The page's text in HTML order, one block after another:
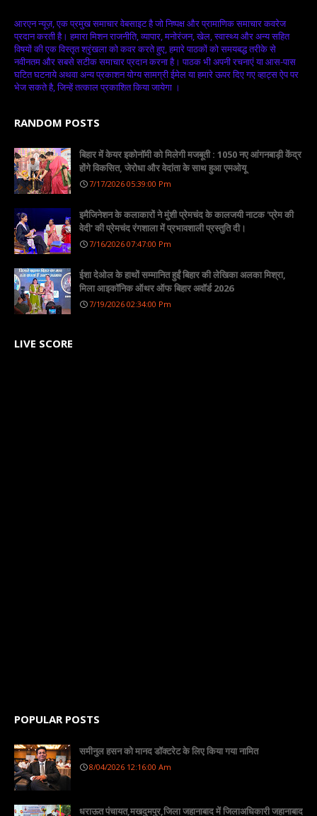
आरएन न्यूज़, एक प्रमुख समाचार वेबसाइट है जो निष्पक्ष और प्रामाणिक समाचार कवरेज
प्रदान करती है। हमारा मिशन राजनीति, व्यापार, मनोरंजन, खेल, स्वास्थ्य और अन्य सहित
विषयों की एक विस्तृत श्रृंखला को कवर करते हुए, हमारे पाठकों को समयबद्ध तरीके से
नवीनतम और सबसे सटीक समाचार प्रदान करना है। पाठक भी अपनी रचनाएं या आस-पास
घटित घटनाये अथवा अन्य प्रकाशन योग्य सामग्री ईमेल या हमारे ऊपर दिए गए व्हाट्स ऐप पर
भेज सकते है, जिन्हें तत्काल प्रकाशित किया जायेगा ।
RANDOM POSTS
बिहार में केयर इकोनॉमी को मिलेगी मजबूती : 1050 नए आंगनबाड़ी केंद्र
होंगे विकसित, जेरोधा और वेदांता के साथ हुआ एमओयू
7/17/2026 05:39:00 Pm
इमैजिनेशन के कलाकारों ने मुंशी प्रेमचंद के कालजयी नाटक 'प्रेम की
वेदी' की प्रेमचंद रंगशाला में प्रभावशाली प्रस्तुति दी।
7/16/2026 07:47:00 Pm
ईशा देओल के हाथों सम्मानित हुईं बिहार की लेखिका अलका मिश्रा,
मिला आइकॉनिक ऑथर ऑफ बिहार अवॉर्ड 2026
7/19/2026 02:34:00 Pm
LIVE SCORE
POPULAR POSTS
समीनुल हसन को मानद डॉक्टरेट के लिए किया गया नामित
8/04/2026 12:16:00 Am
धराऊत पंचायत,मखदुमपुर,जिला जहानाबाद में जिलाअधिकारी जहानाबाद